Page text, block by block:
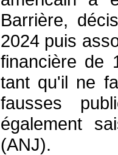
Barrière,
2024 puis
financière de
tant qu'il ne
fausses
également
(ANJ).